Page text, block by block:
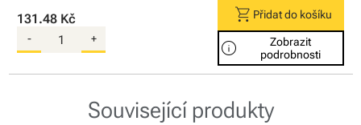
131.48 Kč
- +
shopping_cart Přidat do košíku
info
Zobrazit
podrobnosti
Související produkty